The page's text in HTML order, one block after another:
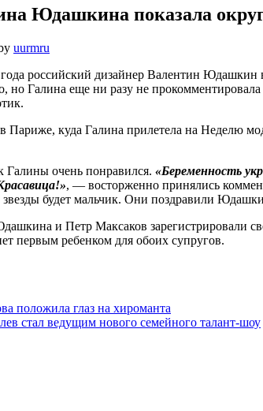
Юдашкина показала
uurmru
российский дизайнер Валентин Юдашкин
но Галина еще ни разу не
Париже, куда Галина прилетела на Неделю
очень понравился. «Беременность
, — восторженно принялись
будет мальчик. Они поздравили
и Петр Максаков зарегистрировали
первым ребенком для обоих супругов.
положила глаз на хироманта
стал ведущим нового семейного талант-шоу